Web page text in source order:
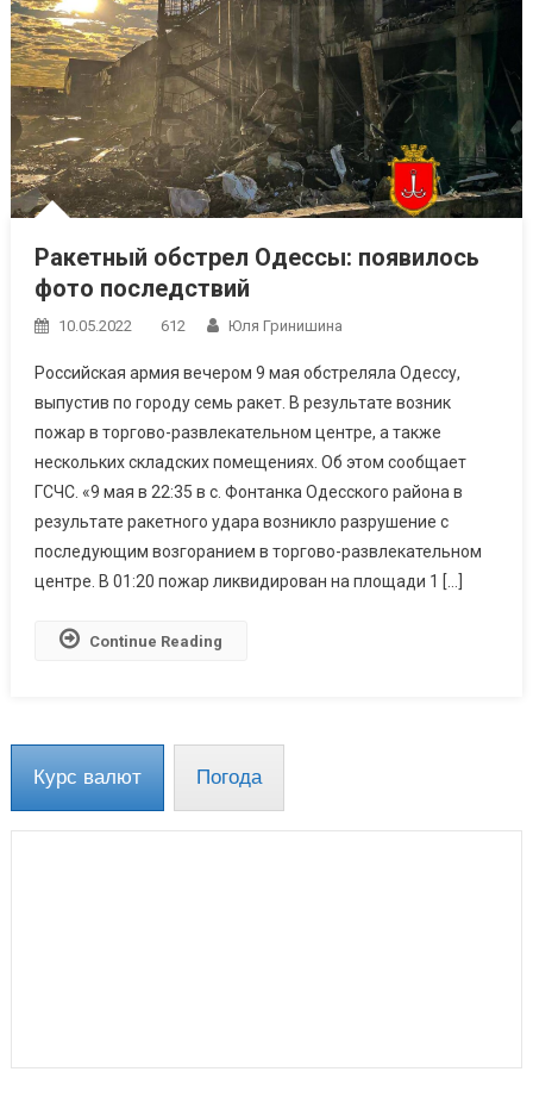
Ракетный обстрел Одессы: появилось
фото последствий
10.05.2022 612 Юля Гринишина
Российская армия вечером 9 мая обстреляла Одессу,
выпустив по городу семь ракет. В результате возник
пожар в торгово-развлекательном центре, а также
нескольких складских помещениях. Об этом сообщает
ГСЧС. «9 мая в 22:35 в с. Фонтанка Одесского района в
результате ракетного удара возникло разрушение с
последующим возгоранием в торгово-развлекательном
центре. В 01:20 пожар ликвидирован на площади 1 […]
Continue Reading
Курс валют Погода